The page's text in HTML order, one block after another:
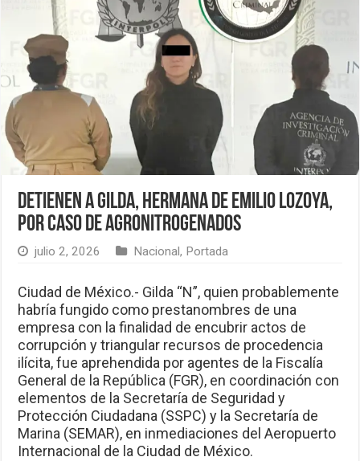
Detienen a Gilda, hermana de Emilio Lozoya,
por caso de Agronitrogenados
julio 2, 2026 Nacional, Portada
Ciudad de México.- Gilda “N”, quien probablemente
habría fungido como prestanombres de una
empresa con la finalidad de encubrir actos de
corrupción y triangular recursos de procedencia
ilícita, fue aprehendida por agentes de la Fiscalía
General de la República (FGR), en coordinación con
elementos de la Secretaría de Seguridad y
Protección Ciudadana (SSPC) y la Secretaría de
Marina (SEMAR), en inmediaciones del Aeropuerto
Internacional de la Ciudad de México.